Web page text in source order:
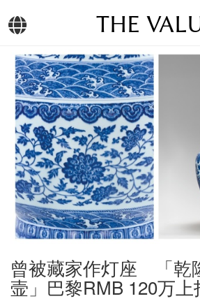
THE
曾被藏家作灯座 「乾
壸」巴黎RMB 120万上